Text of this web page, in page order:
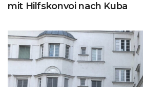
mit Hilfskonvoi nach Kuba